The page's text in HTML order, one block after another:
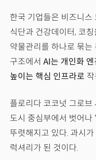
한국 기업들은 비즈니스
식단과 건강데이터, 코
약물관리를 하나로 묶는
구조에서 AI는 개인화
높이는 핵심 인프라로
플로리다 코코넛 그로브
도시 중심부에서 벗어나
뚜렷해지고 있다. 과시
럭셔리가 된 것이다.